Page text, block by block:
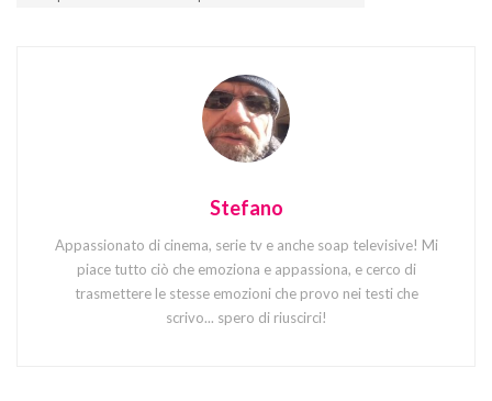
Stefano
Appassionato di cinema, serie tv e anche soap televisive! Mi
piace tutto ciò che emoziona e appassiona, e cerco di
trasmettere le stesse emozioni che provo nei testi che
scrivo... spero di riuscirci!